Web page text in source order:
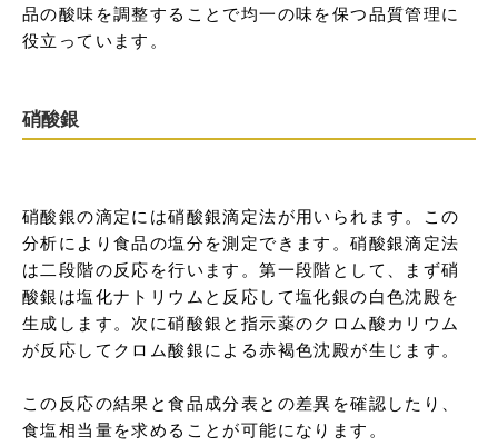
品の酸味を調整することで均一の味を保つ品質管理に
役立っています。
硝酸銀
硝酸銀の滴定には硝酸銀滴定法が用いられます。この
分析により食品の塩分を測定できます。硝酸銀滴定法
は二段階の反応を行います。第一段階として、まず硝
酸銀は塩化ナトリウムと反応して塩化銀の白色沈殿を
生成します。次に硝酸銀と指示薬のクロム酸カリウム
が反応してクロム酸銀による赤褐色沈殿が生じます。
この反応の結果と食品成分表との差異を確認したり、
食塩相当量を求めることが可能になります。